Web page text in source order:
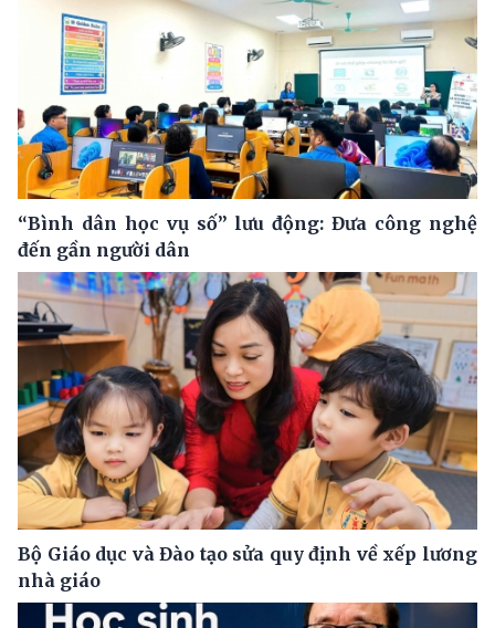
“Bình dân học vụ số” lưu động: Đưa công nghệ
đến gần người dân
Bộ Giáo dục và Đào tạo sửa quy định về xếp lương
nhà giáo